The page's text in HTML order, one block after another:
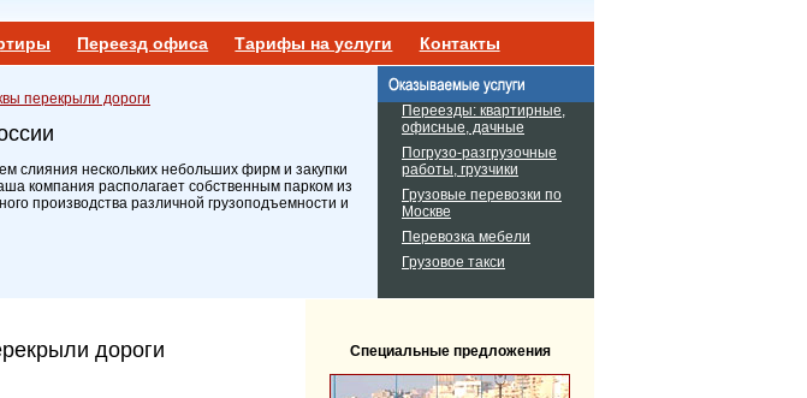
Переезд офиса Тарифы на услуги Контакты
перекрыли дороги
слияния нескольких небольших фирм и закупки
компания располагает собственным парком из
производства различной грузоподъемности и
Переезды: квартирные,
офисные, дачные
Погрузо-разгрузочные
работы, грузчики
Грузовые перевозки по
Москве
Перевозка мебели
Грузовое такси
дороги Специальные предложения